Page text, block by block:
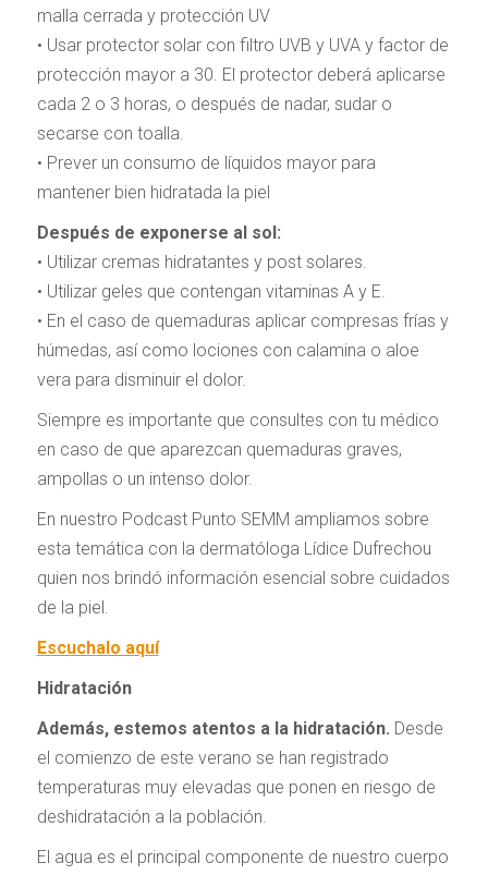
malla cerrada y protección UV
• Usar protector solar con filtro UVB y UVA y factor de
protección mayor a 30. El protector deberá aplicarse
cada 2 o 3 horas, o después de nadar, sudar o
secarse con toalla.
• Prever un consumo de líquidos mayor para
mantener bien hidratada la piel
Después de exponerse al sol:
• Utilizar cremas hidratantes y post solares.
• Utilizar geles que contengan vitaminas A y E.
• En el caso de quemaduras aplicar compresas frías y
húmedas, así como lociones con calamina o aloe
vera para disminuir el dolor.
Siempre es importante que consultes con tu médico
en caso de que aparezcan quemaduras graves,
ampollas o un intenso dolor.
En nuestro Podcast Punto SEMM ampliamos sobre
esta temática con la dermatóloga Lídice Dufrechou
quien nos brindó información esencial sobre cuidados
de la piel.
Escuchalo aquí
Hidratación
Además, estemos atentos a la hidratación. Desde
el comienzo de este verano se han registrado
temperaturas muy elevadas que ponen en riesgo de
deshidratación a la población.
El agua es el principal componente de nuestro cuerpo